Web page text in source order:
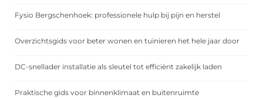
Fysio Bergschenhoek: professionele hulp bij pijn en herstel
Overzichtsgids voor beter wonen en tuinieren het hele jaar door
DC-snellader installatie als sleutel tot efficiënt zakelijk laden
Praktische gids voor binnenklimaat en buitenruimte